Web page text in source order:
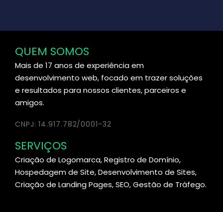
QUEM SOMOS
Mais de 17 anos de experiência em
desenvolvimento web, focado em trazer soluções
e resultados para nossos clientes, parceiros e
amigos.
CNPJ: 14.917.782/0001-32
SERVIÇOS
Criação de Logomarca, Registro de Domínio,
Hospedagem de Site, Desenvolvimento de Sites,
Criação de Landing Pages, SEO, Gestão de Tráfego.